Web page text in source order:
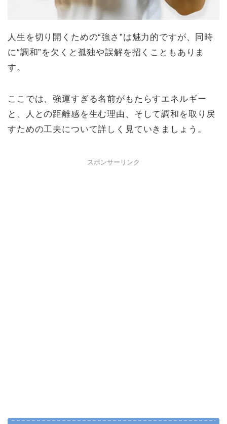
人生を切り開くための“強さ”は魅力的ですが、同時
に“調和”を欠くと孤独や誤解を招くこともありま
す。
ここでは、強運すぎる名前がもたらすエネルギー
と、人との距離感を生む理由、そして調和を取り戻
すための工夫について詳しく見ていきましょう。
スポンサーリンク